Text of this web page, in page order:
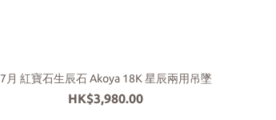
7月 紅寶石生辰石 Akoya 18K 星辰兩用吊墜
HK$3,980.00